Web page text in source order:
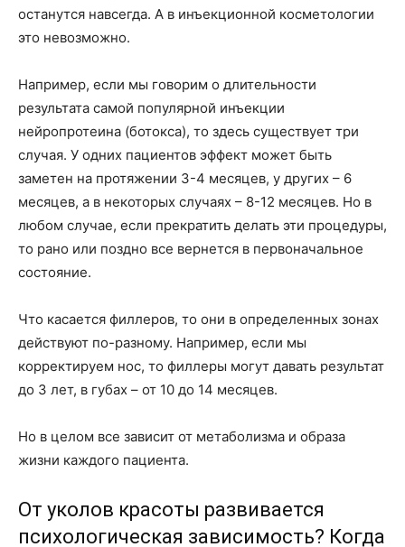
останутся навсегда. А в инъекционной косметологии
это невозможно.
Например, если мы говорим о длительности
результата самой популярной инъекции
нейропротеина (ботокса), то здесь существует три
случая. У одних пациентов эффект может быть
заметен на протяжении 3-4 месяцев, у других – 6
месяцев, а в некоторых случаях – 8-12 месяцев. Но в
любом случае, если прекратить делать эти процедуры,
то рано или поздно все вернется в первоначальное
состояние.
Что касается филлеров, то они в определенных зонах
действуют по-разному. Например, если мы
корректируем нос, то филлеры могут давать результат
до 3 лет, в губах – от 10 до 14 месяцев.
Но в целом все зависит от метаболизма и образа
жизни каждого пациента.
От уколов красоты развивается
психологическая зависимость? Когда